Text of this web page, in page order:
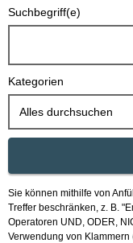
u
h
b
x
Suchbegriff(e)
Kategorien
Alles durchsuchen
Sie können mithilfe von
Treffer beschränken, z. B.
Operatoren UND, ODER,
Verwendung von